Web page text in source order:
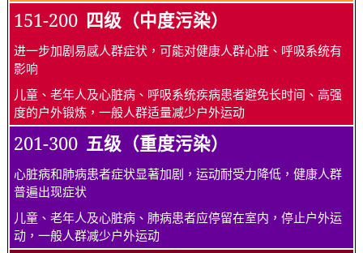
151-200 四级（中度污染）
进一步加剧易感人群症状，可能对健康人群心脏、呼吸系统有
影响
儿童、老年人及心脏病、呼吸系统疾病患者避免长时间、高强
度的户外锻炼，一般人群适量减少户外运动
201-300 五级（重度污染）
心脏病和肺病患者症状显著加剧，运动耐受力降低，健康人群
普遍出现症状
儿童、老年人及心脏病、肺病患者应停留在室内，停止户外运
动，一般人群减少户外运动